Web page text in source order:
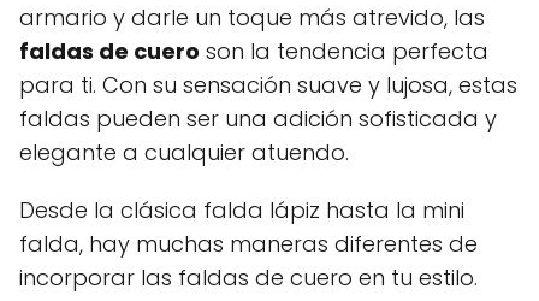
armario y darle un toque más atrevido, las
faldas de cuero son la tendencia perfecta
para ti. Con su sensación suave y lujosa, estas
faldas pueden ser una adición sofisticada y
elegante a cualquier atuendo.
Desde la clásica falda lápiz hasta la mini
falda, hay muchas maneras diferentes de
incorporar las faldas de cuero en tu estilo.